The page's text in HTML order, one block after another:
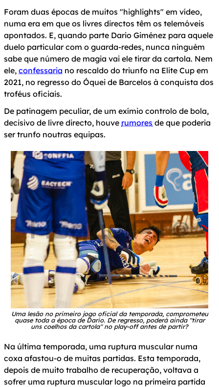
Foram duas épocas de muitos "highlights" em vídeo,
numa era em que os livres directos têm os telemóveis
apontados. E, quando parte Dario Giménez para aquele
duelo particular com o guarda-redes, nunca ninguém
sabe que número de magia vai ele tirar da cartola. Nem
ele, confessaria no rescaldo do triunfo na Elite Cup em
2021, no regresso do Óquei de Barcelos à conquista dos
troféus oficiais.
De patinagem peculiar, de um exímio controlo de bola,
decisivo de livre directo, houve rumores de que poderia
ser trunfo noutras equipas.
Uma lesão no primeiro jogo oficial da temporada, comprometeu
quase toda a época de Dario. De regresso, poderá ainda "tirar
uns coelhos da cartola" no play-off antes de partir?
Na última temporada, uma ruptura muscular numa
coxa afastou-o de muitas partidas. Esta temporada,
depois de muito trabalho de recuperação, voltava a
sofrer uma ruptura muscular logo na primeira partida